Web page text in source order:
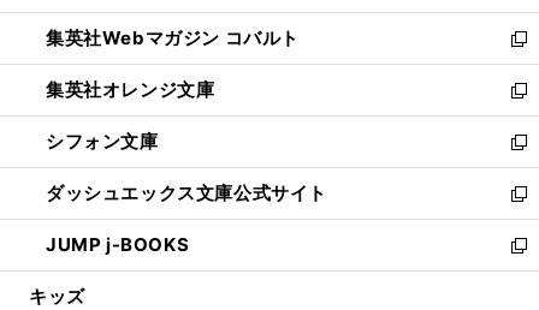
開
く
ウ
で
開
く
ン
ド
ウ
で
開
く
ウ
ィ
ン
ド
ウ
で
開
く
集英社Webマガジン コバルト
新
し
い
ウ
ィ
ン
ド
ウ
で
開
集英社オレンジ文庫
新
し
い
ウ
ィ
ン
ド
ウ
シフォン文庫
新
し
い
ウ
ィ
ン
ダッシュエックス文庫公式サイト
新
し
い
ウ
JUMP j-BOOKS
新
し
キッズ